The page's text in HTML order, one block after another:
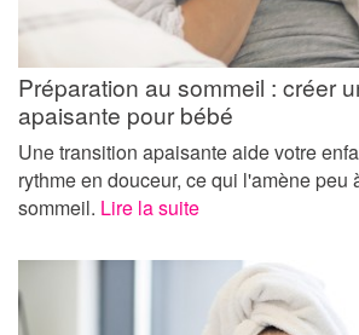
Préparation au sommeil : créer
apaisante pour bébé
Une transition apaisante aide votre
rythme en douceur, ce qui l'amène peu
sommeil. Lire la suite